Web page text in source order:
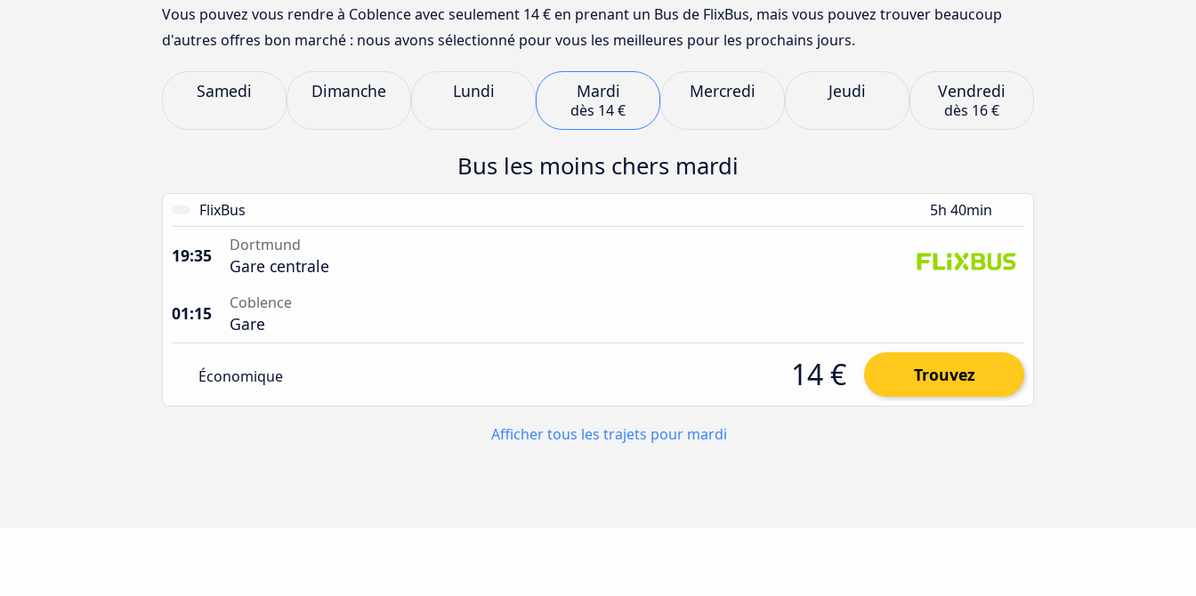
Vous pouvez vous rendre à Coblence avec seulement 14 € en prenant un Bus de FlixBus, mais vous pouvez trouver beaucoup
d'autres offres bon marché : nous avons sélectionné pour vous les meilleures pour les prochains jours.
Samedi Dimanche Lundi Mardi
dès 14 €
Mercredi Jeudi Vendredi
dès 16 €
Bus les moins chers mardi
FlixBus 5h 40min
19:35 Dortmund
Gare centrale
01:15 Coblence
Gare
Économique 14 € Trouvez
Afficher tous les trajets pour mardi